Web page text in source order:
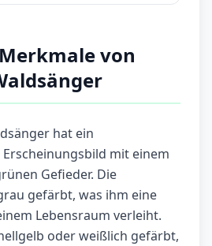
von
hat ein
mit einem
Gefieder. Die
gefärbt, was ihm eine
Lebensraum verleiht.
oder weißlich gefärbt,